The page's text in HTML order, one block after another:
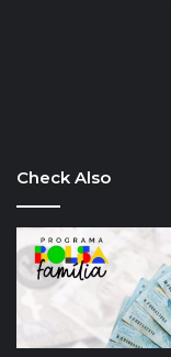
Check Also